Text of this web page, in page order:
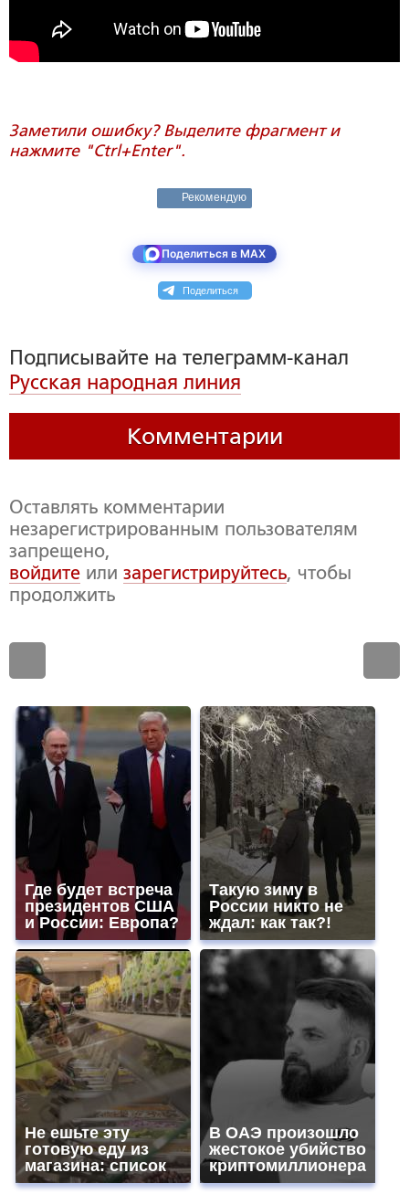
Заметили ошибку? Выделите фрагмент и
нажмите "Ctrl+Enter".
Рекомендую
Поделиться в MAX
Поделиться
Подписывайте на телеграмм-канал
Русская народная линия
Комментарии
Оставлять комментарии
незарегистрированным пользователям
запрещено,
войдите или зарегистрируйтесь, чтобы
продолжить
Где будет встреча
президентов США
и России: Европа?
Такую зиму в
России никто не
ждал: как так?!
Не ешьте эту
готовую еду из
магазина: список
В ОАЭ произошло
жестокое убийство
криптомиллионера